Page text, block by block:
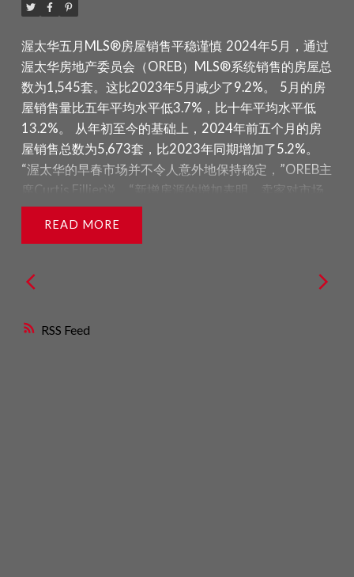
RSS
均销售价格的计算基于所有售出房产的总金额。不同社
源数量比2023年7月增长了17.1%。2024年7月新增住
宅房源为2,231套。2024年7月底，活跃住宅房源数量
为3,480套，比2023年7月增长了37.0%。2024年7月
底的库存月数为2.8个月，高于2023年7月的2.3个月。
库存月数是指以当前销售活动速度售罄现有库存所需的
月份数。（数据来源：渥太华地产局OREB)
独立屋的基准价格为734,300加元，同比下降0.2%。
公寓的基准价格为420,800加元，同比下降1.7%。
6月份房屋的平均售价为686,535加元，比2023年6月
增加了0.5%。
库存和新挂牌量 ：
2024年6月，新增住宅挂牌量为2,469套，比2023年6
月增加了4.7%。
活跃住宅挂牌量为3,585套，比2023年6月增加了
45.5%。
库存月份为2.5个月，高于2023年6月的1.7个月。
渥太华房地产市场在经历之前的放缓后逐渐恢复，买家
渥太华五月MLS®房屋销售平稳谨慎 2024年5月，通过
渥太华房地产委员会（OREB）MLS®系统销售的房屋总
数为1,545套。这比2023年5月减少了9.2%。
5月的房
屋销售量比五年平均水平低3.7%，比十年平均水平低
13.2%。
从年初至今的基础上，2024年前五个月的房
屋销售总数为5,673套，比2023年同期增加了5.2%。
“渥太华的早春市场并不令人意外地保持稳定，”OREB主
席Curtis Fillier说。“新增房源的增加表明，卖家对市场
活动的回升更有信心。然而，一些卖家可能在等待加拿
大央行的利率公告，看看是否会影响他们的购买力。四
续的情况下，预期仍需管理。”
“例如，降息并不能帮助
建造更多的房屋并使其变得可负担，而渥太华市正在提
对。” 数据分析 – 价格：
READ